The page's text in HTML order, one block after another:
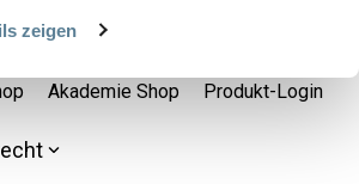
zeigen
Akademie Shop Produkt-Login